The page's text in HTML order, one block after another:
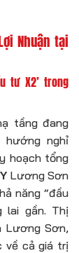
Nhuận tại
tư X2’ trong
tầng đang
hướng nghỉ
hoạch tổng
Lương Sơn
năng “đầu
gần. Thị
Lương Sơn,
về cả giá trị